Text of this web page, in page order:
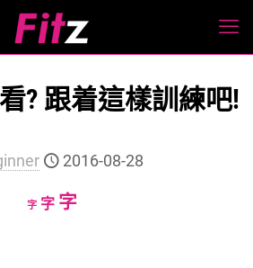
? 跟着這樣訓練吧!
2016-08-28
字Decrease
字Reset
字Increase